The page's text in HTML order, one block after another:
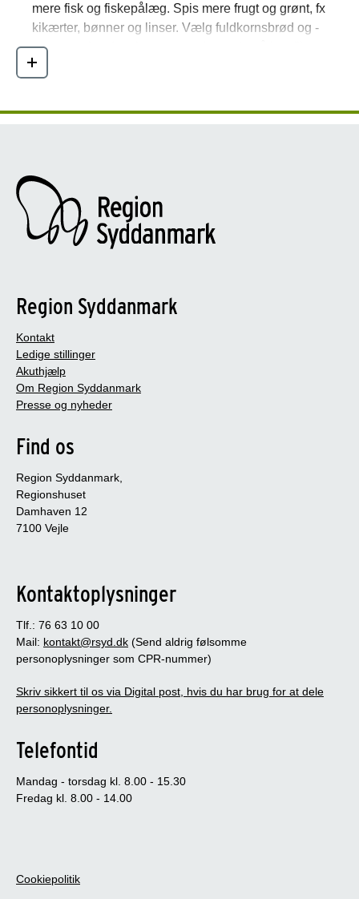
mere fisk og fiskepålæg. Spis mere frugt og grønt, fx
kikærter, bønner og linser. Vælg fuldkornsbrød og -
pasta, rugbrød og havregryn, der er rig på kostfibre.
MOTION: Bevæg dig hver dag og træn gerne ved
mængder alkohol, sukkerholdige fødevarer og
rygning.
Kilde: Sundhed.dk
Læs mere
Region Syddanmark
Kontakt
Ledige stillinger
Akuthjælp
Om Region Syddanmark
Presse og nyheder
Find os
Region Syddanmark,
Regionshuset
Damhaven 12
7100 Vejle
Kontaktoplysninger
Tlf.: 76 63 10 00
Mail: kontakt@rsyd.dk (Send aldrig følsomme
personoplysninger som CPR-nummer)
Skriv sikkert til os via Digital post, hvis du har brug for at dele
personoplysninger.
Telefontid
Mandag - torsdag kl. 8.00 - 15.30
Fredag kl. 8.00 - 14.00
Cookiepolitik